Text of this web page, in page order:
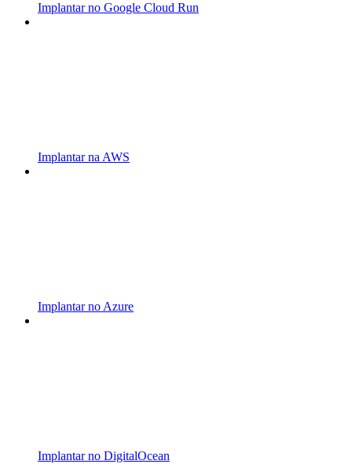
Implantar no Google Cloud Run
Implantar na AWS
Implantar no Azure
Implantar no DigitalOcean